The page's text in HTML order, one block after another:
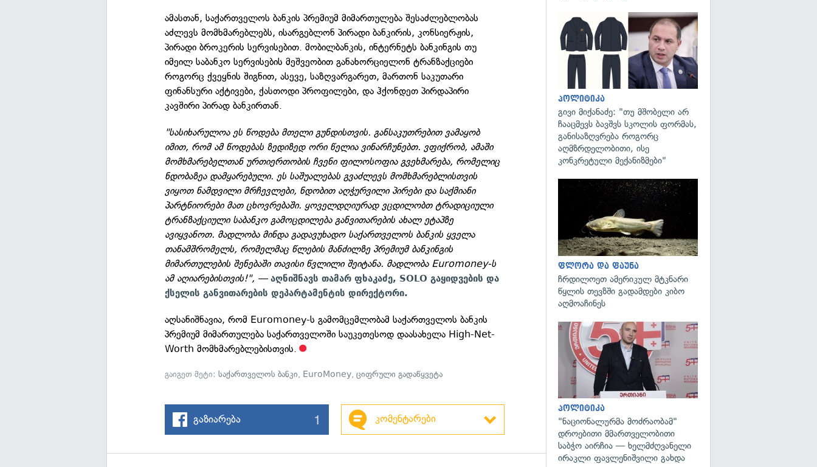
ამასთან, საქართველოს ბანკის პრემიუმ მიმართულება შესაძლებლობას
აძლევს მომხმარებლებს, ისარგებლონ პირადი ბანკირის, კონსიერჟის,
პირადი ბროკერის სერვისებით. მობილბანკის, ინტერნეტს ბანკინგის თუ
იმეილ საბანკო სერვისების მეშვეობით განახორციელონ ტრანზაქციები
როგორც ქვეყნის შიგნით, ასევე, საზღვარგარეთ, მართონ საკუთარი
ფინანსური აქტივები, ქასთოდი პროფილები, და ჰქონდეთ პირდაპირი
კავშირი პირად ბანკირთან.
"სასიხარულოა ეს წოდება მთელი გუნდისთვის. განსაკუთრებით ვამაყობ
იმით, რომ ამ წოდებას ზედიზედ ორი წელია ვინარჩუნებთ. ვფიქრობ, ამაში
მომხმარებელთან ურთიერთობის ჩვენი ფილოსოფია გვეხმარება, რომელიც
ნდობაზეა დამყარებული. ეს საშუალებას გვაძლევს მომხმარებლისთვის
ვიყოთ ნამდვილი მრჩევლები, ნდობით აღჭურვილი პირები და საქმიანი
პარტნიორები მათ ცხოვრებაში. ყოველდღიურად ვცდილობთ ტრადიციული
ტრანზაქციული საბანკო გამოცდილება განვითარების ახალ ეტაპზე
ავიყვანოთ. მადლობა მინდა გადავუხადო საქართველოს ბანკის ყველა
თანამშრომელს, რომელმაც წლების მანძილზე პრემიუმ ბანკინგის
მიმართულების შენებაში თავისი წვლილი შეიტანა. მადლობა Euromoney-ს
ამ აღიარებისთვის!", — აღნიშნავს თამარ ფხაკაძე, SOLO გაყიდვების და
ქსელის განვითარების დეპარტამენტის დირექტორი.
აღსანიშნავია, რომ Euromoney-ს გამომცემლობამ საქართველოს ბანკის
პრემიუმ მიმართულება საქართველოში საუკეთესოდ დაასახელა High-Net-
Worth მომხმარებლებისთვის.
გაიგეთ მეტი:საქართველოს ბანკი, EuroMoney,ციფრული გადაწყვეტა
გაზიარება 1 კომენტარები
პოლიტიკა
გივი მიქანაძე: "თუ მშობელი არ
ჩააცმევს ბავშვს სკოლის ფორმას,
განისაზღვრება როგორც
აღმზრდელობითი, ისე
კონკრეტული მექანიზმები"
ფლორა და ფაუნა
ჩრდილოეთ ამერიკულ მტკნარი
წყლის თევზში გადამდები კიბო
აღმოაჩინეს
პოლიტიკა
"ნაციონალურმა მოძრაობამ"
დროებითი მმართველობითი
საბჭო აირჩია — ხელმძღვანელი
ირაკლი ფავლენიშვილი გახდა